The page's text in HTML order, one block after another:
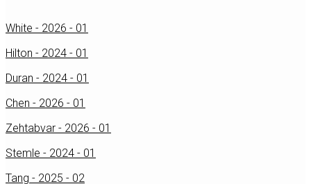
White - 2026 - 01
Hilton - 2024 - 01
Duran - 2024 - 01
Chen - 2026 - 01
Zehtabvar - 2026 - 01
Stemle - 2024 - 01
Tang - 2025 - 02